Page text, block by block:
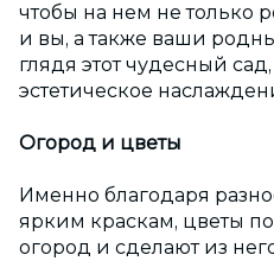
чтобы на нем не только
и вы, а также ваши
глядя этот чудесный
эстетическое
Огород и цветы
Именно благодаря
ярким краскам, цветы
огород и сделают из